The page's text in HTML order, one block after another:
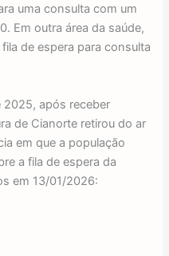
uma consulta com um
Em outra área da saúde,
de espera para consulta
2025, após receber
de Cianorte retirou do ar
em que a população
a fila de espera da
em 13/01/2026: